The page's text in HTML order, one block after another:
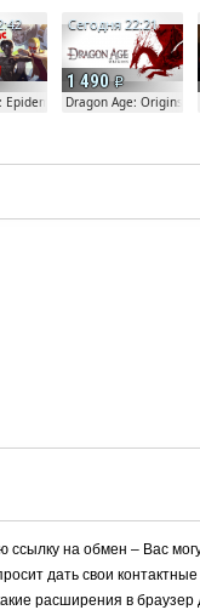
1 490
Сегодня 22:21
Dragon Age: Origins
ссылку на обмен – Вас
дать свои
расширения в